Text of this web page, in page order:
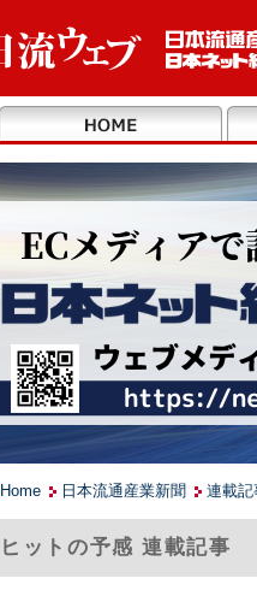
Home 日本流通産業新聞 連載記
ヒットの予感 連載記事